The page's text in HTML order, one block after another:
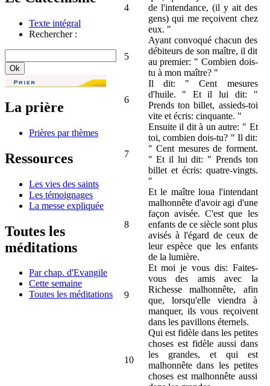
Texte intégral
Rechercher :
La prière
Prières par thèmes
Ressources
Les vies des saints
Les témoignages
La messe expliquée
Toutes les
méditations
Par chap. d'Evangile
Cette semaine
Toutes les méditations
4
de l'intendance, (il y ait des
gens) qui me reçoivent chez
eux. "
5
Ayant convoqué chacun des
débiteurs de son maître, il dit
au premier: " Combien dois-
tu à mon maître? "
6
Il dit: " Cent mesures
d'huile. " Et il lui dit: "
Prends ton billet, assieds-toi
vite et écris: cinquante. "
7
Ensuite il dit à un autre: " Et
toi, combien dois-tu? " Il dit:
" Cent mesures de forment.
" Et il lui dit: " Prends ton
billet et écris: quatre-vingts.
"
8
Et le maître loua l'intendant
malhonnête d'avoir agi d'une
façon avisée. C'est que les
enfants de ce siècle sont plus
avisés à l'égard de ceux de
leur espèce que les enfants
de la lumière.
9
Et moi je vous dis: Faites-
vous des amis avec la
Richesse malhonnête, afin
que, lorsqu'elle viendra à
manquer, ils vous reçoivent
dans les pavillons éternels.
10
Qui est fidèle dans les petites
choses est fidèle aussi dans
les grandes, et qui est
malhonnête dans les petites
choses est malhonnête aussi